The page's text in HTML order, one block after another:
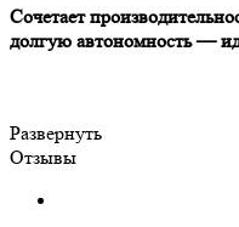
Сочетает
долгую автономность —
Развернуть
Отзывы